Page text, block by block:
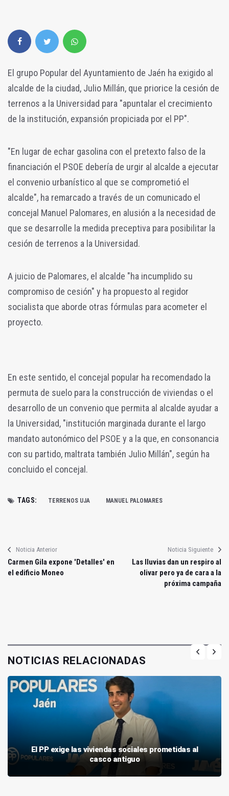
El grupo Popular del Ayuntamiento de Jaén ha exigido al
alcalde de la ciudad, Julio Millán, que priorice la cesión de
terrenos a la Universidad para "apuntalar el crecimiento
de la institución, expansión propiciada por el PP".
"En lugar de echar gasolina con el pretexto falso de la
financiación el PSOE debería de urgir al alcalde a ejecutar
el convenio urbanístico al que se comprometió el
alcalde", ha remarcado a través de un comunicado el
concejal Manuel Palomares, en alusión a la necesidad de
que se desarrolle la medida preceptiva para posibilitar la
cesión de terrenos a la Universidad.
A juicio de Palomares, el alcalde "ha incumplido su
compromiso de cesión" y ha propuesto al regidor
socialista que aborde otras fórmulas para acometer el
proyecto.
En este sentido, el concejal popular ha recomendado la
permuta de suelo para la construcción de viviendas o el
desarrollo de un convenio que permita al alcalde ayudar a
la Universidad, "institución marginada durante el largo
mandato autonómico del PSOE y a la que, en consonancia
con su partido, maltrata también Julio Millán", según ha
concluido el concejal.
TAGS: TERRENOS UJA MANUEL PALOMARES
Noticia Anterior
Carmen Gila expone 'Detalles' en
el edificio Moneo
Noticia Siguiente
Las lluvias dan un respiro al
olivar pero ya de cara a la
próxima campaña
NOTICIAS RELACIONADAS
El PP exige las viviendas sociales prometidas al
casco antiguo